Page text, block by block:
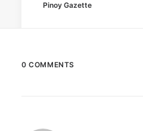
Pinoy Gazette
0 COMMENTS